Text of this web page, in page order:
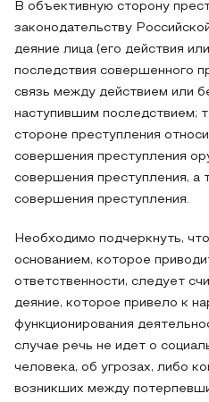
В объективную сторону
законодательству
деяние лица (его действия
последствия совершенного
связь между действием или
наступившим последствием;
стороне преступления
совершения преступления
совершения преступления, а
совершения преступления.
Необходимо подчеркнуть,
основанием, которое
ответственности, следует
деяние, которое привело к
функционирования
случае речь не идет о
человека, об угрозах, либо
возникших между